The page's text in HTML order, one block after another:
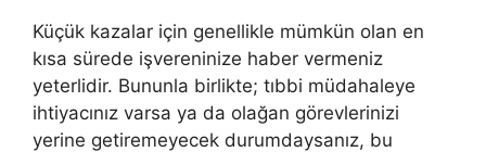
Küçük kazalar için genellikle mümkün olan en
kısa sürede işvereninize haber vermeniz
yeterlidir. Bununla birlikte; tıbbi müdahaleye
ihtiyacınız varsa ya da olağan görevlerinizi
yerine getiremeyecek durumdaysanız, bu